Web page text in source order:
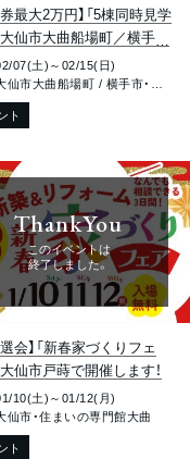
券最大2万円】「5棟同時見学
大仙市大曲船場町／横手市
開催します！
07(土)～02/15(日)
ト
ThankYou
このイベントは
終了しました。
選会】「新春家づくりフェ
大仙市戸蒔で開催します！
10(土)～01/12(月)
仙市・住まいの専門館大曲
ト